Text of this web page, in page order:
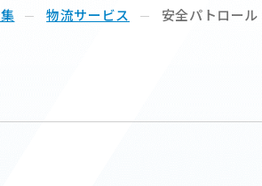
物流サービス 安全パトロール